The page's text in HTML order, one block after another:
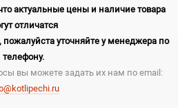
актуальные цены и наличие товара
отличатся
пожалуйста уточняйте у менеджера по
телефону.
вы можете задать их нам по email: